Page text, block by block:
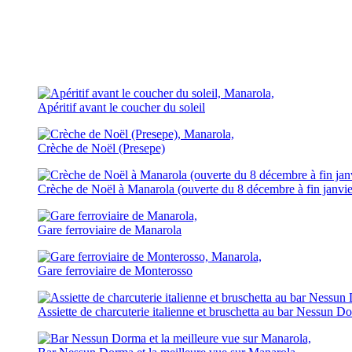
Apéritif avant le coucher du soleil
Crèche de Noël (Presepe)
Crèche de Noël à Manarola (ouverte du 8 décembre à fin
Gare ferroviaire de Manarola
Gare ferroviaire de Monterosso
Assiette de charcuterie italienne et bruschetta au bar Nessun